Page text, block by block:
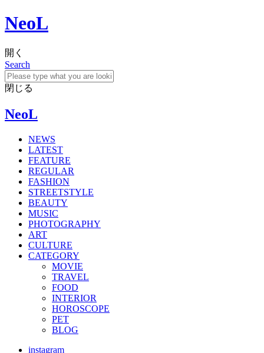
NeoL
開く
Search
閉じる
NeoL
NEWS
LATEST
FEATURE
REGULAR
FASHION
STREETSTYLE
BEAUTY
MUSIC
PHOTOGRAPHY
ART
CULTURE
CATEGORY
MOVIE
TRAVEL
FOOD
INTERIOR
HOROSCOPE
PET
BLOG
instagram